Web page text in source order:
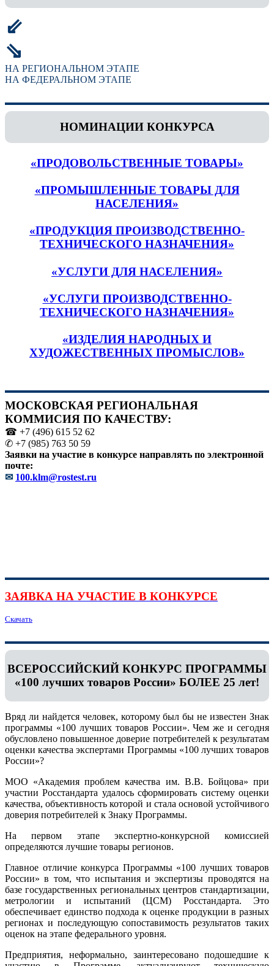
⇙
⇘
НА РЕГИОНАЛЬНОМ ЭТАПЕ
НА ФЕДЕРАЛЬНОМ ЭТАПЕ
НОМИНАЦИИ КОНКУРСА
«ПРОДОВОЛЬСТВЕННЫЕ ТОВАРЫ»
«ПРОМЫШЛЕННЫЕ ТОВАРЫ ДЛЯ
НАСЕЛЕНИЯ»
«ПРОДУКЦИЯ ПРОИЗВОДСТВЕННО-
ТЕХНИЧЕСКОГО НАЗНАЧЕНИЯ»
«УСЛУГИ ДЛЯ НАСЕЛЕНИЯ»
«УСЛУГИ ПРОИЗВОДСТВЕННО-
ТЕХНИЧЕСКОГО НАЗНАЧЕНИЯ»
«ИЗДЕЛИЯ НАРОДНЫХ И
ХУДОЖЕСТВЕННЫХ ПРОМЫСЛОВ»
МОСКОВСКАЯ РЕГИОНАЛЬНАЯ
КОММИСИЯ ПО КАЧЕСТВУ:
☎ +7 (496) 615 52 62
✆ +7 (985) 763 50 59
Заявки на участие в конкурсе направлять по электронной
почте:
✉ 100.klm@rostest.ru
ЗАЯВКА НА УЧАСТИЕ В КОНКУРСЕ
Скачать
ВСЕРОССИЙСКИЙ КОНКУРС ПРОГРАММЫ
«100 лучших товаров России» БОЛЕЕ 25 лет!
Вряд ли найдется человек, которому был бы не известен Знак
программы «100 лучших товаров России». Чем же и сегодня
обусловлено повышенное доверие потребителей к результатам
оценки качества экспертами Программы «100 лучших товаров
России»?
МОО «Академия проблем качества им. В.В. Бойцова» при
участии Росстандарта удалось сформировать систему оценки
качества, объективность которой и стала основой устойчивого
доверия потребителей к Знаку Программы.
На первом этапе экспертно-конкурсной комиссией
определяются лучшие товары регионов.
Главное отличие конкурса Программы «100 лучших товаров
России» в том, что испытания и экспертизы проводятся на
базе государственных региональных центров стандартизации,
метрологии и испытаний (ЦCM) Росстандарта. Это
обеспечивает единство подхода к оценке продукции в разных
регионах и последующую сопоставимость результатов таких
оценок на этапе федерального уровня.
Предприятия, неформально, заинтересовано подошедшие к